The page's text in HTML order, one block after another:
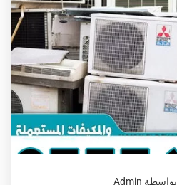
بواسطة Admin